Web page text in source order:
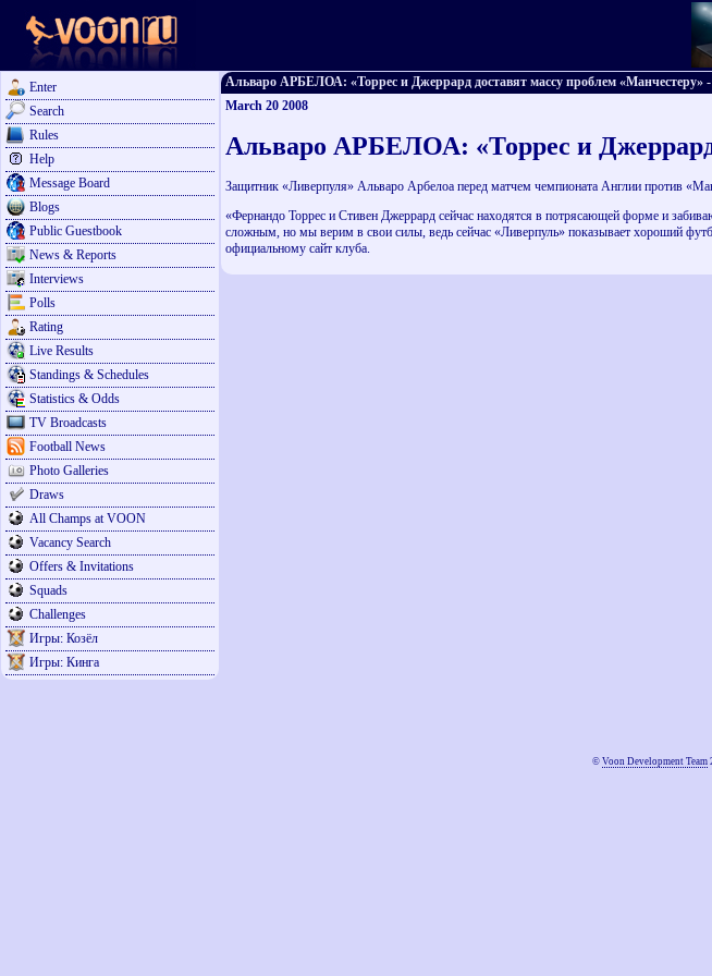
Enter
Search
Rules
Help
Message Board
Blogs
Public Guestbook
News & Reports
Interviews
Polls
Rating
Live Results
Standings & Schedules
Statistics & Odds
TV Broadcasts
Football News
Photo Galleries
Draws
All Champs at VOON
Vacancy Search
Offers & Invitations
Squads
Challenges
Игры: Козёл
Игры: Кинга
Альваро АРБЕЛОА: «Торрес и Джеррард доставят массу проблем «Манчестеру» -
March 20 2008
Альваро АРБЕЛОА: «Торрес и Джеррард
Защитник «Ливерпуля» Альваро Арбелоа перед матчем чемпионата Англии против
«Фернандо Торрес и Стивен Джеррард сейчас находятся в потрясающей форме и
сложным, но мы верим в свои силы, ведь сейчас «Ливерпуль» показывает хороший
официальному сайт клуба.
© Voon Development Team